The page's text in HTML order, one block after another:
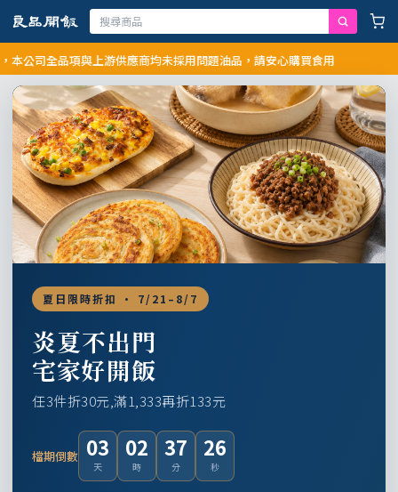
全品項與上游供應商均未採用問題油品，請安心購買食用
夏日限時折扣 · 7/21–8/7
炎夏不出門
宅家好開飯
任3件折30元,滿1,333再折133元
檔期倒數 03
天
02
時
37
分
25
秒